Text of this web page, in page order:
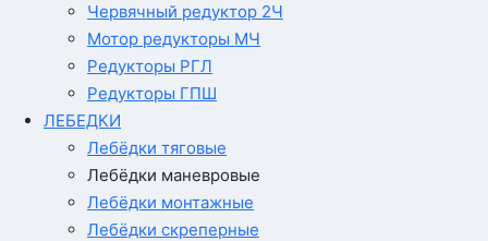
Червячный редуктор 2Ч
Мотор редукторы МЧ
Редукторы РГЛ
Редукторы ГПШ
ЛЕБЕДКИ
Лебёдки тяговые
Лебёдки маневровые
Лебёдки монтажные
Лебёдки скреперные